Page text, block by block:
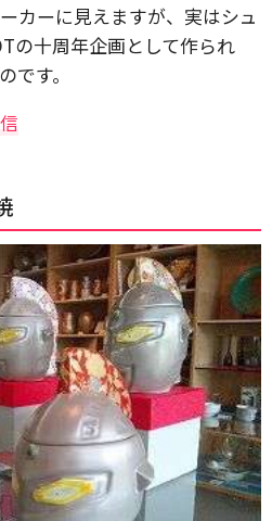
カーに見えますが、実はシュ
の十周年企画として作られ
です。